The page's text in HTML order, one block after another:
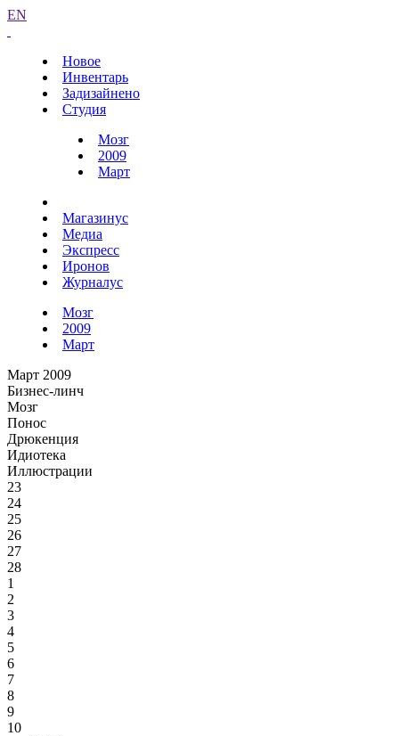
EN
Новое
Инвентарь
Задизайнено
Студия
Мозг
2009
Март
Магазинус
Медиа
Экспресс
Иронов
Журналус
Мозг
2009
Март
Март 2009
Бизнес-линч
Мозг
Понос
Дрюкенция
Идиотека
Иллюстрации
23
24
25
26
27
28
1
2
3
4
5
6
7
8
9
10